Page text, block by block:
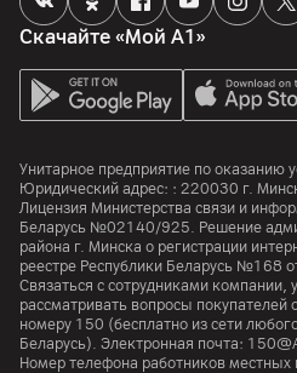
Скачайте «Мой А1»
Унитарное предприятие по оказанию
Юридический адрес: : 220030 г.
Лицензия Министерства связи и
Беларусь №02140/925. Решение
района г. Минска о регистрации
реестре Республики Беларусь №168
Связаться с сотрудниками
рассматривать вопросы
номеру 150 (бесплатно из сети
Беларусь). Электронная почта:
Номер телефона работников местных